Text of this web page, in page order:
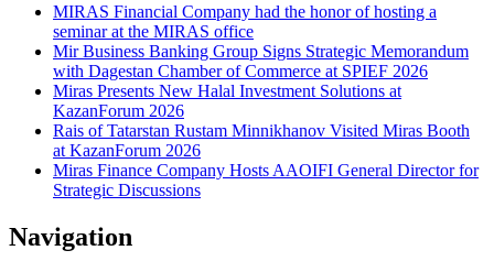
MIRAS Financial Company had the honor of hosting a
seminar at the MIRAS office
Mir Business Banking Group Signs Strategic Memorandum
with Dagestan Chamber of Commerce at SPIEF 2026
Miras Presents New Halal Investment Solutions at
KazanForum 2026
Rais of Tatarstan Rustam Minnikhanov Visited Miras Booth
at KazanForum 2026
Miras Finance Company Hosts AAOIFI General Director for
Strategic Discussions
Navigation